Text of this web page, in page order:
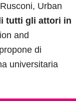
Urban
tutti gli attori in
and
di
universitaria